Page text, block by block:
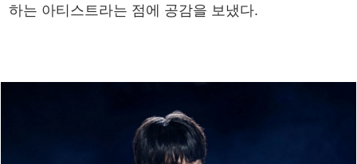
하는 아티스트라는 점에 공감을 보냈다.